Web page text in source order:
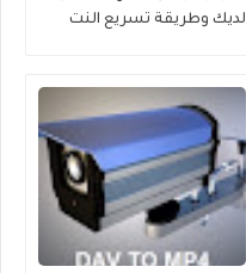
لديك وطريقة تسريع النت